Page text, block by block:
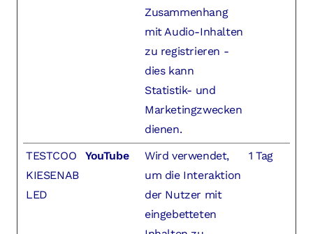
Zusammenhang
mit Audio-Inhalten
zu registrieren -
dies kann
Statistik- und
Marketingzwecken
dienen.
TESTCOO
KIESENAB
LED
YouTube
Wird verwendet,
um die Interaktion
der Nutzer mit
eingebetteten
1 Tag